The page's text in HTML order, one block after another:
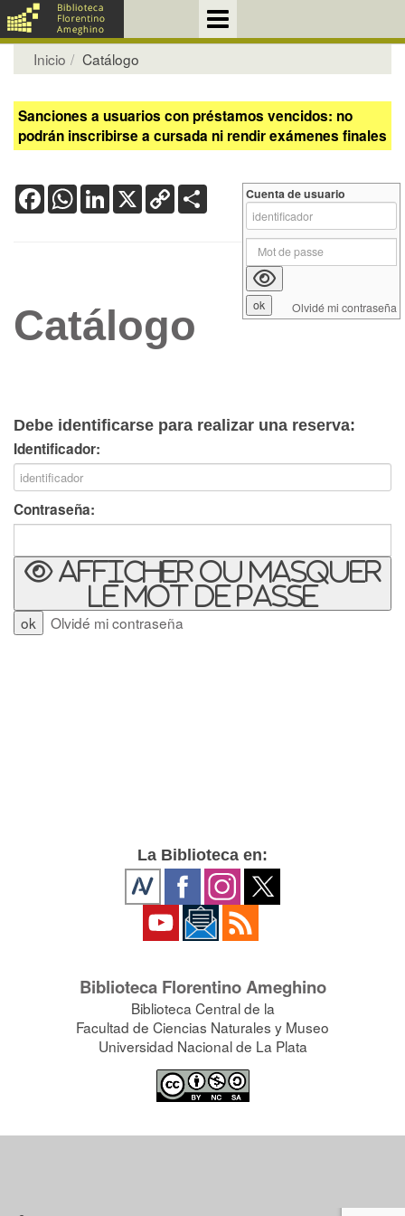
Inicio Catálogo
Sanciones a usuarios con préstamos vencidos: no
podrán inscribirse a cursada ni rendir exámenes finales
FacebookWhatsApp
LinkedIn
X Copy
Link
Catálogo
Debe identificarse para realizar una reserva:
Identificador:
Contraseña:
Afficher ou masquer
le mot de passe
Olvidé mi contraseña
Cuenta de usuario
Olvidé mi contraseña
La Biblioteca en:
Biblioteca Florentino Ameghino
Biblioteca Central de la
Facultad de Ciencias Naturales y Museo
Universidad Nacional de La Plata